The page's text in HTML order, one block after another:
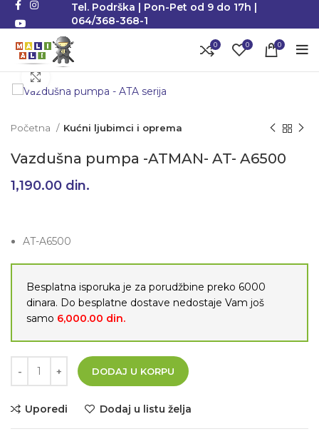
Tel. Podrška | Pon-Pet od 9 do 17h |
064/368-368-1
0 0 0
Početna Kućni ljubimci i oprema
Vazdušna pumpa -ATMAN- AT- A6500
1,190.00 din.
AT-A6500
Besplatna isporuka je za porudžbine preko 6000
dinara. Do besplatne dostave nedostaje Vam još
samo 6,000.00 din.
DODAJ U KORPU
Uporedi Dodaj u listu želja